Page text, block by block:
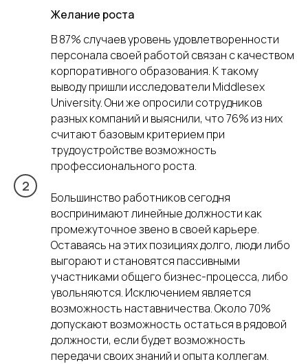
Желание роста
В 87% случаев уровень удовлетворенности
персонала своей работой связан с качеством
корпоративного образования. К такому
выводу пришли исследователи Middlesex
University. Они же опросили сотрудников
разных компаний и выяснили, что 76% из них
считают базовым критерием при
трудоустройстве возможность
профессионального роста.
Большинство работников сегодня
воспринимают линейные должности как
промежуточное звено в своей карьере.
Оставаясь на этих позициях долго, люди либо
выгорают и становятся пассивными
участниками общего бизнес-процесса, либо
увольняются. Исключением является
возможность наставничества. Около 70%
допускают возможность остаться в рядовой
должности, если будет возможность
передачи своих знаний и опыта коллегам.